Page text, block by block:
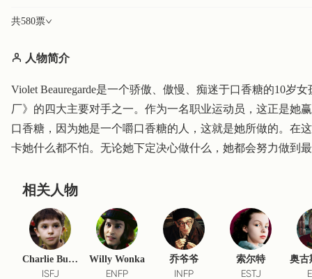
共580票
人物简介
Violet Beauregarde是一个骄傲、傲慢、痴迷于口香糖的10岁
厂》的四大主要对手之一。作为一名职业运动员，这正是她
口香糖，因为她是一个嚼口香糖的人，这就是她所做的。在
卡她什么都不怕。无论她下定决心做什么，她都会努力做到
相关人物
Charlie Bucket
ISFJ
Willy Wonka
ENFP
乔爷爷
INFP
索尔特
ESTJ